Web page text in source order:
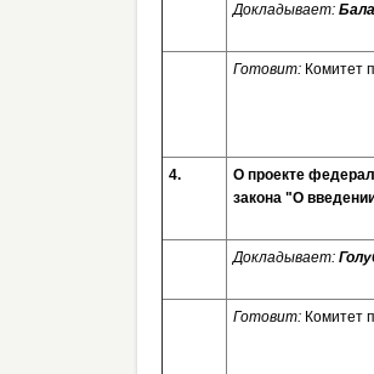
Докладывает:
Готовит: Комитет
4.
О проекте
закона "О
Докладывает:
Готовит: Комитет